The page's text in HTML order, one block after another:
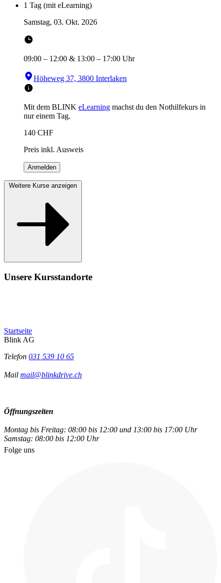
1 Tag (mit eLearning)
Samstag, 03. Okt. 2026
09:00 – 12:00 & 13:00 – 17:00 Uhr
Höheweg 37, 3800 Interlaken
Mit dem BLINK eLearning machst du den Nothilfekurs in
nur einem Tag.
140 CHF
Preis inkl. Ausweis
Anmelden
Weitere Kurse anzeigen
Unsere Kursstandorte
Startseite
Blink AG
Telefon 031 539 10 65
Mail mail@blinkdrive.ch
Öffnungszeiten
Montag bis Freitag: 08:00 bis 12:00 und 13:00 bis 17:00 Uhr
Samstag: 08:00 bis 12:00 Uhr
Folge uns